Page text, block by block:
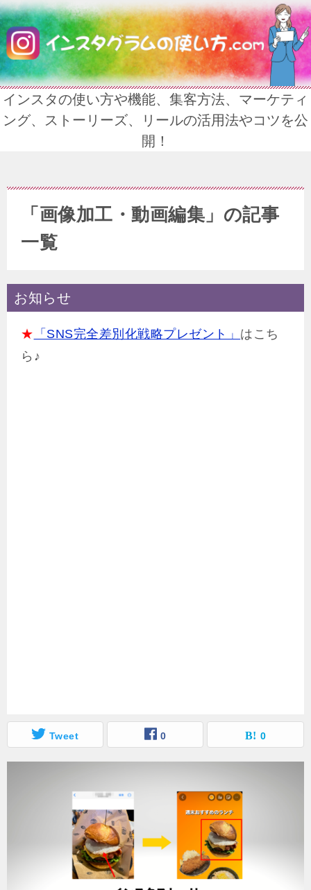
インスタの使い方や機能、集客方法、マーケティ
ング、ストーリーズ、リールの活用法やコツを公
開！
「画像加工・動画編集」の記事
一覧
お知らせ
★ 「SNS完全差別化戦略プレゼント」 はこち
ら♪
Tweet 0 0